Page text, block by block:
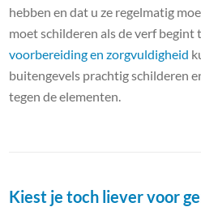
hebben en dat u ze regelmatig
moet schilderen als de verf
voorbereiding en zorgvuldigheid
buitengevels prachtig schilderen
tegen de elementen.
Kiest je toch liever voor